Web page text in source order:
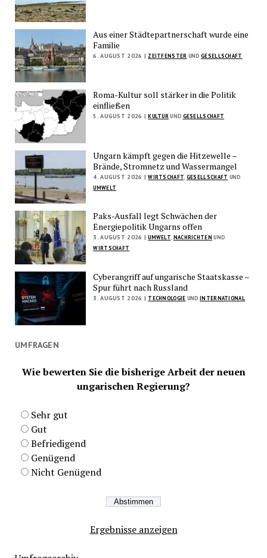
Aus einer Städtepartnerschaft wurde eine
Familie
6. AUGUST 2026 | ZEITFENSTER UNDGESELLSCHAFT
Roma-Kultur soll stärker in die Politik
einfließen
5. AUGUST 2026 | KULTURUND GESELLSCHAFT
Ungarn kämpft gegen die Hitzewelle –
Brände, Stromnetz und Wassermangel
4. AUGUST 2026 | WIRTSCHAFT GESELLSCHAFT UND
UMWELT
Paks-Ausfall legt Schwächen der
Energiepolitik Ungarns offen
3. AUGUST 2026 | UMWELT, NACHRICHTEN UND
WIRTSCHAFT
Cyberangriff auf ungarische Staatskasse –
Spur führt nach Russland
3. AUGUST 2026 | TECHNOLOGIE UNDINTERNATIONAL
UMFRAGEN
Wie bewerten Sie die bisherige Arbeit der neuen
ungarischen Regierung?
Sehr gut
Gut
Befriedigend
Genügend
Nicht Genügend
Ergebnisse anzeigen